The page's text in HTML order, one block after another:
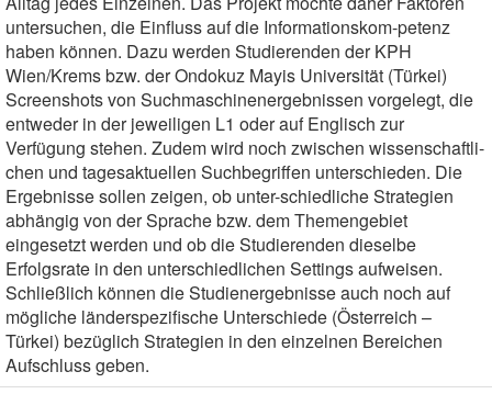
untersuchen, die Einfluss auf die Informationskom-petenz
haben können. Dazu werden Studierenden der KPH
Wien/Krems bzw. der Ondokuz Mayis Universität (Türkei)
Screenshots von Suchmaschinenergebnissen vorgelegt, die
entweder in der jeweiligen L1 oder auf Englisch zur
Verfügung stehen. Zudem wird noch zwischen wissenschaftli-
chen und tagesaktuellen Suchbegriffen unterschieden. Die
Ergebnisse sollen zeigen, ob unter-schiedliche Strategien
abhängig von der Sprache bzw. dem Themengebiet
eingesetzt werden und ob die Studierenden dieselbe
Erfolgsrate in den unterschiedlichen Settings aufweisen.
Schließlich können die Studienergebnisse auch noch auf
mögliche länderspezifische Unterschiede (Österreich –
Türkei) bezüglich Strategien in den einzelnen Bereichen
Aufschluss geben.